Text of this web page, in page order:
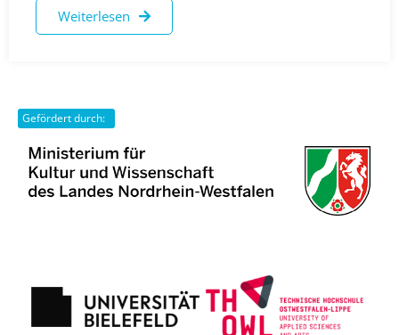
Weiterlesen
Gefördert durch: